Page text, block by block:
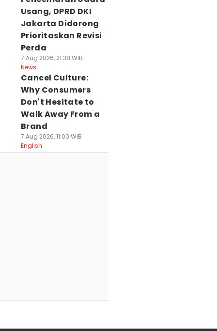
Usang, DPRD DKI
Jakarta Didorong
Prioritaskan Revisi
Perda
7 Aug 2026, 21:38 WIB
News
Cancel Culture:
Why Consumers
Don't Hesitate to
Walk Away From a
Brand
7 Aug 2026, 11:00 WIB
English